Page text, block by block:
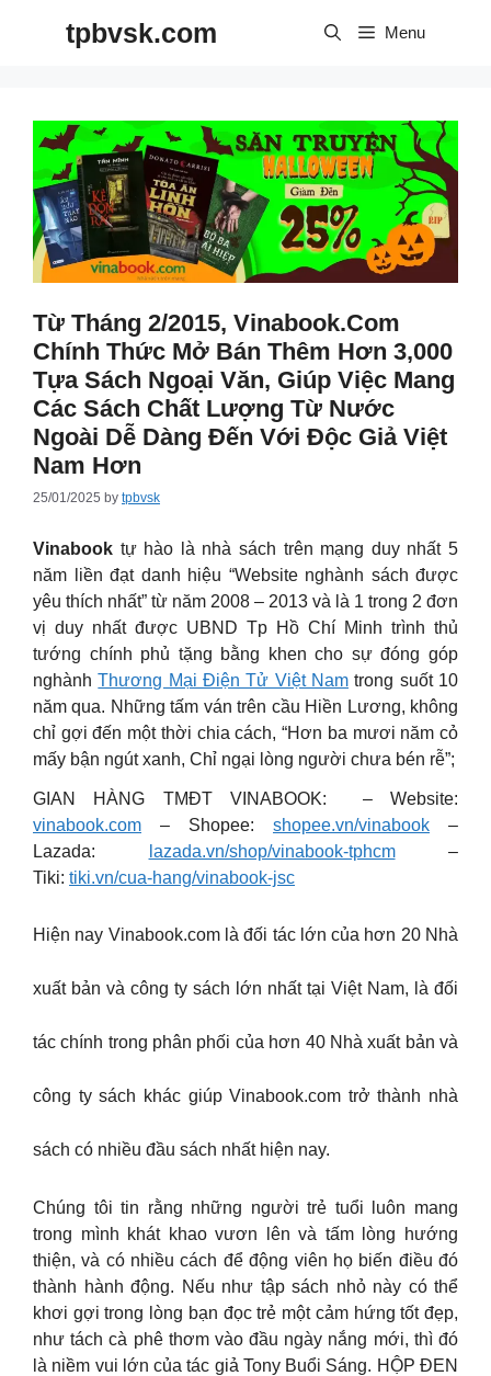
tpbvsk.com Menu
Từ Tháng 2/2015, Vinabook.com
Chính Thức Mở Bán Thêm Hơn 3,000
Tựa Sách Ngoại Văn, Giúp Việc Mang
Các Sách Chất Lượng Từ Nước
Ngoài Dễ Dàng Đến Với Độc Giả Việt
Nam Hơn
25/01/2025 by tpbvsk
Vinabook tự hào là nhà sách trên mạng duy nhất 5
năm liền đạt danh hiệu “Website nghành sách được
yêu thích nhất” từ năm 2008 – 2013 và là 1 trong 2 đơn
vị duy nhất được UBND Tp Hồ Chí Minh trình thủ
tướng chính phủ tặng bằng khen cho sự đóng góp
nghànhThương Mại Điện Tử Việt Nam trong suốt 10
năm qua. Những tấm ván trên cầu Hiền Lương, không
chỉ gợi đến một thời chia cách, “Hơn ba mươi năm cỏ
mấy bận ngút xanh, Chỉ ngại lòng người chưa bén rễ”;
GIAN HÀNG TMĐT VINABOOK: – Website:
vinabook.com – Shopee: shopee.vn/vinabook –
Lazada:
lazada.vn/shop/vinabook-tphcm–
Tiki: tiki.vn/cua-hang/vinabook-jsc
Hiện nay Vinabook.com là đối tác lớn của hơn 20 Nhà
xuất bản và công ty sách lớn nhất tại Việt Nam, là đối
tác chính trong phân phối của hơn 40 Nhà xuất bản và
công ty sách khác giúp Vinabook.com trở thành nhà
sách có nhiều đầu sách nhất hiện nay.
Chúng tôi tin rằng những người trẻ tuổi luôn mang
trong mình khát khao vươn lên và tấm lòng hướng
thiện, và có nhiều cách để động viên họ biến điều đó
thành hành động. Nếu như tập sách nhỏ này có thể
khơi gợi trong lòng bạn đọc trẻ một cảm hứng tốt đẹp,
như tách cà phê thơm vào đầu ngày nắng mới, thì đó
là niềm vui lớn của tác giả Tony Buổi Sáng. HỘP ĐEN